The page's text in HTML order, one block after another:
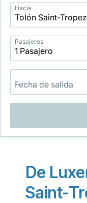
LuxairTours
Grupo Luxair
Hacia
Pasajeros
De
Saint-